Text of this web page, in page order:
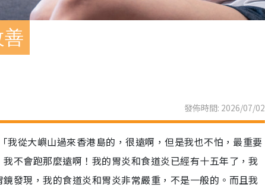
善
發佈時間: 2026/07/02
從大嶼山過來香港島的，很遠啊，但是我也不怕，最重要
不會跑那麼遠啊！我的胃炎和食道炎已經有十五年了，我
發現，我的食道炎和胃炎非常嚴重，不是一般的。而且我